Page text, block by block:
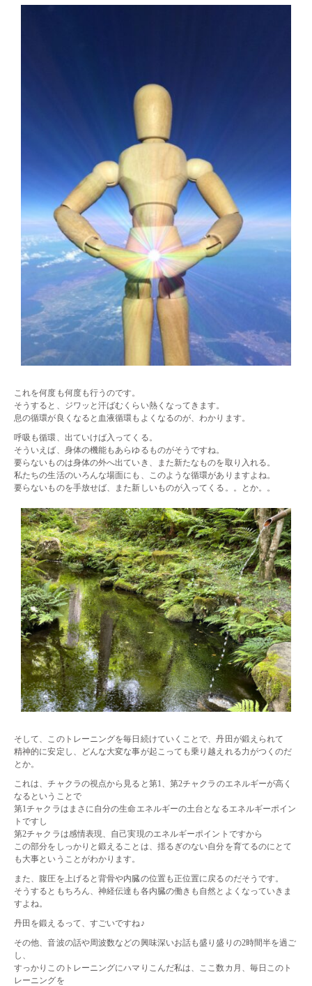
これを何度も何度も行うのです。
そうすると、ジワッと汗ばむくらい熱くなってきます。
息の循環が良くなると血液循環もよくなるのが、わかります。
呼吸も循環、出ていけば入ってくる。
そういえば、身体の機能もあらゆるものがそうですね。
要らないものは身体の外へ出ていき、また新たなものを取り入れる。
私たちの生活のいろんな場面にも、このような循環がありますよね。
要らないものを手放せば、また新しいものが入ってくる。。とか。。
そして、このトレーニングを毎日続けていくことで、丹田が鍛えられて
精神的に安定し、どんな大変な事が起こっても乗り越えれる力がつくのだ
とか。
これは、チャクラの視点から見ると第1、第2チャクラのエネルギーが高く
なるということで
第1チャクラはまさに自分の生命エネルギーの土台となるエネルギーポイン
トですし
第2チャクラは感情表現、自己実現のエネルギーポイントですから
この部分をしっかりと鍛えることは、揺るぎのない自分を育てるのにとて
も大事ということがわかります。
また、腹圧を上げると背骨や内臓の位置も正位置に戻るのだそうです。
そうするともちろん、神経伝達も各内臓の働きも自然とよくなっていきま
すよね。
丹田を鍛えるって、すごいですね♪
その他、音波の話や周波数などの興味深いお話も盛り盛りの2時間半を過ご
し、
すっかりこのトレーニングにハマりこんだ私は、ここ数カ月、毎日このト
レーニングを